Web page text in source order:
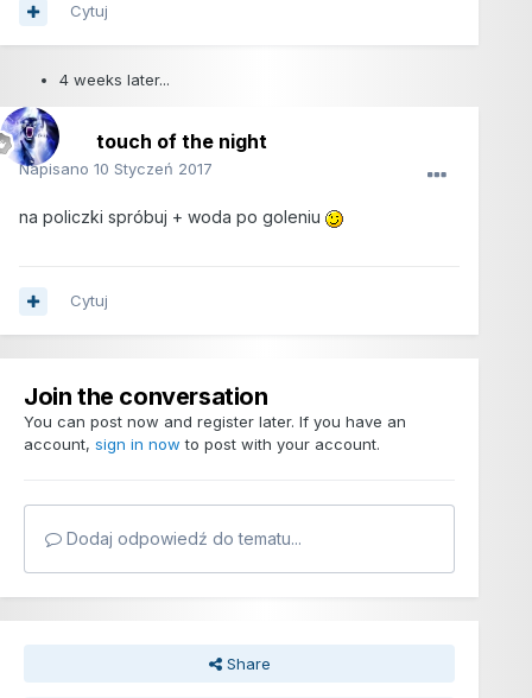
Cytuj
4 weeks later...
touch of the night
Napisano 10 Styczeń 2017
na policzki spróbuj + woda po goleniu
Cytuj
Join the conversation
You can post now and register later. If you have an
account, sign in now to post with your account.
Dodaj odpowiedź do tematu...
Share